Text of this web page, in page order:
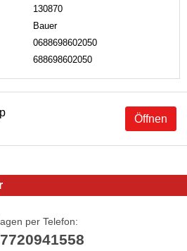
130870
Bauer
0688698602050
688698602050
Öffnen
per Telefon: